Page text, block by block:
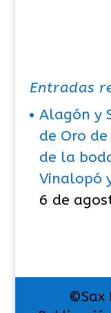
Entradas
Alagón y
de Oro
de la
Vinalopó
6 de
©Sax